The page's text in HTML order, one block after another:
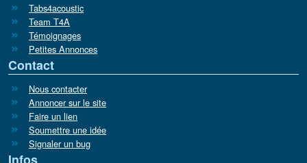
Tabs4acoustic
Team T4A
Témoignages
Petites Annonces
Contact
Nous contacter
Annoncer sur le site
Faire un lien
Soumettre une idée
Signaler un bug
Infos